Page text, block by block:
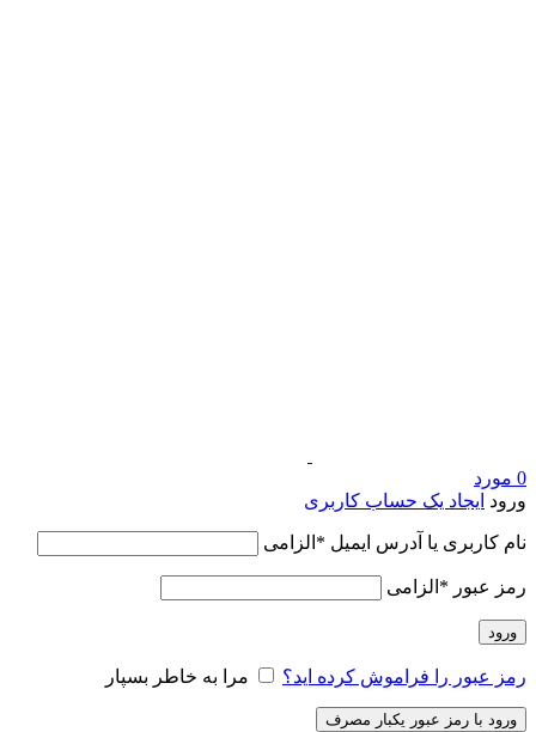
0 مورد
ورود ایجاد یک حساب کاربری
نام کاربری یا آدرس ایمیل * الزامی
رمز عبور * الزامی
ورود
رمز عبور را فراموش کرده اید؟ مرا به خاطر بسپار
ورود با رمز عبور یکبار مصرف